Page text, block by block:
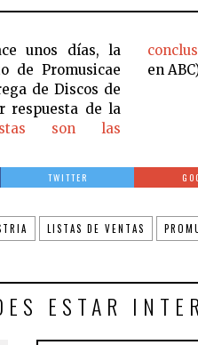
unos días, la
de Promusicae
de Discos de
respuesta de la
son las
en
TWITTER
LISTAS DE VENTAS
ESTAR